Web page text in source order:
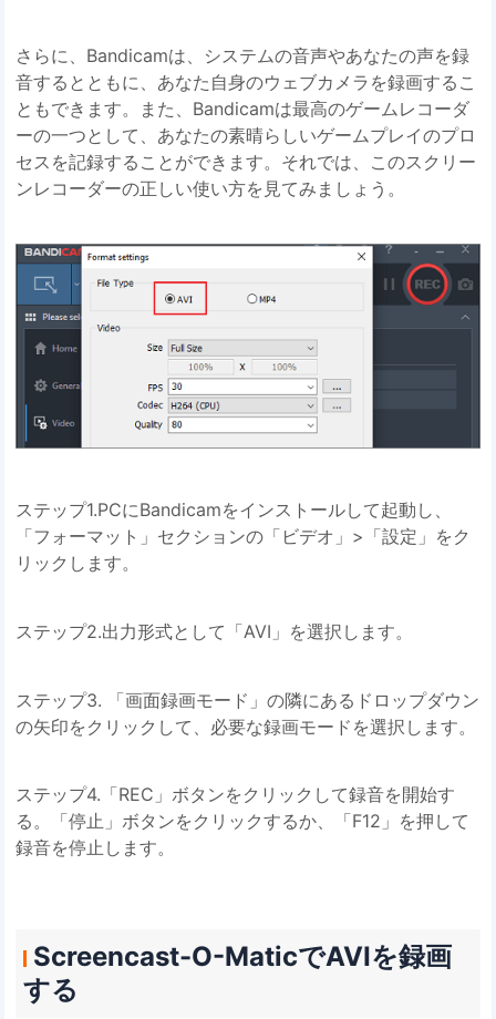
さらに、Bandicamは、システムの音声やあなたの声を録
音するとともに、あなた自身のウェブカメラを録画するこ
ともできます。また、Bandicamは最高のゲームレコーダ
ーの一つとして、あなたの素晴らしいゲームプレイのプロ
セスを記録することができます。それでは、このスクリー
ンレコーダーの正しい使い方を見てみましょう。
ステップ1.PCにBandicamをインストールして起動し、
「フォーマット」セクションの「ビデオ」>「設定」をク
リックします。
ステップ2.出力形式として「AVI」を選択します。
ステップ3. 「画面録画モード」の隣にあるドロップダウン
の矢印をクリックして、必要な録画モードを選択します。
ステップ4.「REC」ボタンをクリックして録音を開始す
る。「停止」ボタンをクリックするか、「F12」を押して
録音を停止します。
Screencast-O-MaticでAVIを録画
する